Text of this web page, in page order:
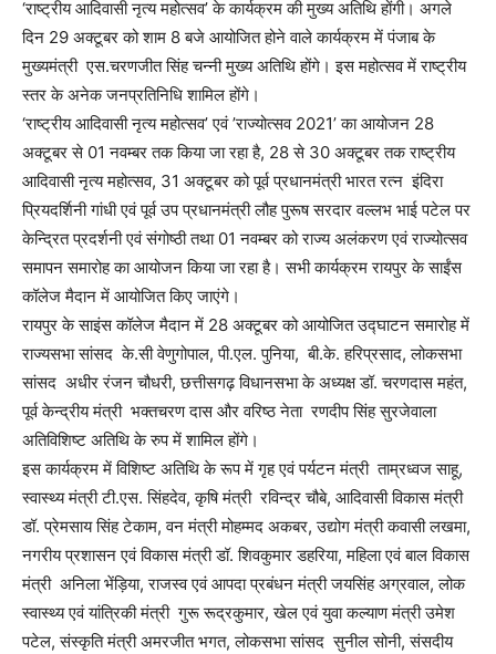
‘राष्ट्रीय आदिवासी नृत्य महोत्सव’ के कार्यक्रम की मुख्य अतिथि होंगी। अगले
दिन 29 अक्टूबर को शाम 8 बजे आयोजित होने वाले कार्यक्रम में पंजाब के
मुख्यमंत्री एस.चरणजीत सिंह चन्नी मुख्य अतिथि होंगे। इस महोत्सव में राष्ट्रीय
स्तर के अनेक जनप्रतिनिधि शामिल होंगे।
‘राष्ट्रीय आदिवासी नृत्य महोत्सव’ एवं ’राज्योत्सव 2021’ का आयोजन 28
अक्टूबर से 01 नवम्बर तक किया जा रहा है, 28 से 30 अक्टूबर तक राष्ट्रीय
आदिवासी नृत्य महोत्सव, 31 अक्टूबर को पूर्व प्रधानमंत्री भारत रत्न इंदिरा
प्रियदर्शिनी गांधी एवं पूर्व उप प्रधानमंत्री लौह पुरूष सरदार वल्लभ भाई पटेल पर
केन्द्रित प्रदर्शनी एवं संगोष्ठी तथा 01 नवम्बर को राज्य अलंकरण एवं राज्योत्सव
समापन समारोह का आयोजन किया जा रहा है। सभी कार्यक्रम रायपुर के साईंस
कॉलेज मैदान में आयोजित किए जाएंगे।
रायपुर के साइंस कॉलेज मैदान में 28 अक्टूबर को आयोजित उद्घाटन समारोह में
राज्यसभा सांसद के.सी वेणुगोपाल, पी.एल. पुनिया, बी.के. हरिप्रसाद, लोकसभा
सांसद अधीर रंजन चौधरी, छत्तीसगढ़ विधानसभा के अध्यक्ष डॉ. चरणदास महंत,
पूर्व केन्द्रीय मंत्री भक्तचरण दास और वरिष्ठ नेता रणदीप सिंह सुरजेवाला
अतिविशिष्ट अतिथि के रुप में शामिल होंगे।
इस कार्यक्रम में विशिष्ट अतिथि के रूप में गृह एवं पर्यटन मंत्री ताम्रध्वज साहू,
स्वास्थ्य मंत्री टी.एस. सिंहदेव, कृषि मंत्री रविन्द्र चौबे, आदिवासी विकास मंत्री
डॉ. प्रेमसाय सिंह टेकाम, वन मंत्री मोहम्मद अकबर, उद्योग मंत्री कवासी लखमा,
नगरीय प्रशासन एवं विकास मंत्री डॉ. शिवकुमार डहरिया, महिला एवं बाल विकास
मंत्री अनिला भेंड़िया, राजस्व एवं आपदा प्रबंधन मंत्री जयसिंह अग्रवाल, लोक
स्वास्थ्य एवं यांत्रिकी मंत्री गुरू रूद्रकुमार, खेल एवं युवा कल्याण मंत्री उमेश
पटेल, संस्कृति मंत्री अमरजीत भगत, लोकसभा सांसद सुनील सोनी, संसदीय